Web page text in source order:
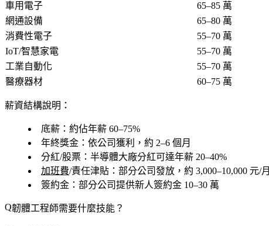
車用電子
65–85 萬
網通設備
65–80 萬
消費性電子
55–70 萬
IoT/智慧家電
55–70 萬
工業自動化
55–70 萬
醫療器材
60–75 萬
薪資結構說明：
底薪 ：約佔年薪 60–75%
年終獎金 ：依公司獲利，約 2–6 個月
分紅/股票 ：半導體大廠分紅可達年薪 20–40%
加班費/責任津貼 ：部分公司發放，約 3,000–10,000 元/月
簽約金 ：部分公司提供新人簽約金 10–30 萬
韌體工程師需要什麼技能？